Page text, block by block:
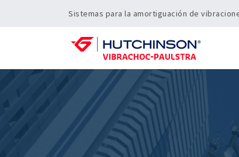
Sistemas para la amortiguación de